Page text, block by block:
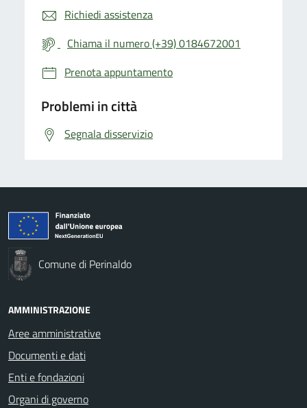
Richiedi assistenza
Chiama il numero (+39) 0184672001
Prenota appuntamento
Problemi in città
Segnala disservizio
Comune di Perinaldo
AMMINISTRAZIONE
Aree amministrative
Documenti e dati
Enti e fondazioni
Organi di governo